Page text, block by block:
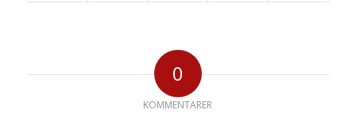
0
KOMMENTARER